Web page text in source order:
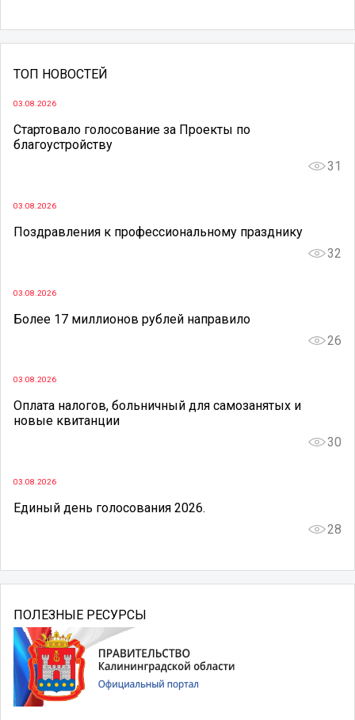
ТОП НОВОСТЕЙ
03.08.2026
Стартовало голосование за Проекты по
благоустройству
31
03.08.2026
Поздравления к профессиональному празднику
32
03.08.2026
Более 17 миллионов рублей направило
26
03.08.2026
Оплата налогов, больничный для самозанятых и
новые квитанции
30
03.08.2026
Единый день голосования 2026.
28
ПОЛЕЗНЫЕ РЕСУРСЫ